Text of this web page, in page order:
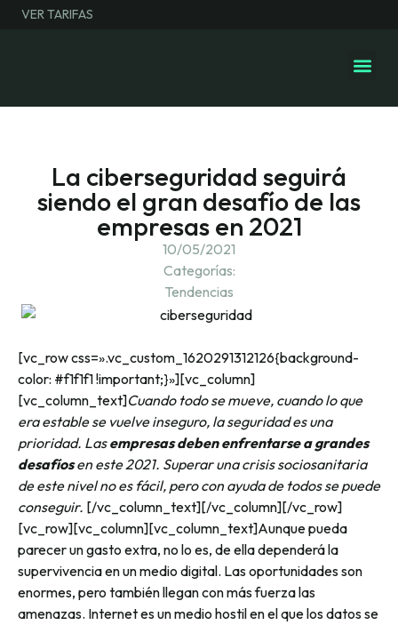
VER TARIFAS
La ciberseguridad seguirá
siendo el gran desafío de las
empresas en 2021
10/05/2021
Categorías:
Tendencias
[vc_row css=».vc_custom_1620291312126{background-
color: #f1f1f1 !important;}»][vc_column]
[vc_column_text]Cuando todo se mueve, cuando lo que
era estable se vuelve inseguro, la seguridad es una
prioridad. Lasempresas deben enfrentarse a grandes
desafíosen este 2021. Superar una crisis sociosanitaria
de este nivel no es fácil, pero con ayuda de todos se puede
conseguir. [/vc_column_text][/vc_column][/vc_row]
[vc_row][vc_column][vc_column_text]Aunque pueda
parecer un gasto extra, no lo es, de ella dependerá la
supervivencia en un medio digital. Las oportunidades son
enormes, pero también llegan con más fuerza las
amenazas. Internet es un medio hostil en el que los datos se